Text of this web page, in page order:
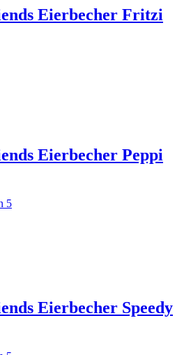
Eierbecher Fritzi
Eierbecher Peppi
5
Eierbecher Speedy